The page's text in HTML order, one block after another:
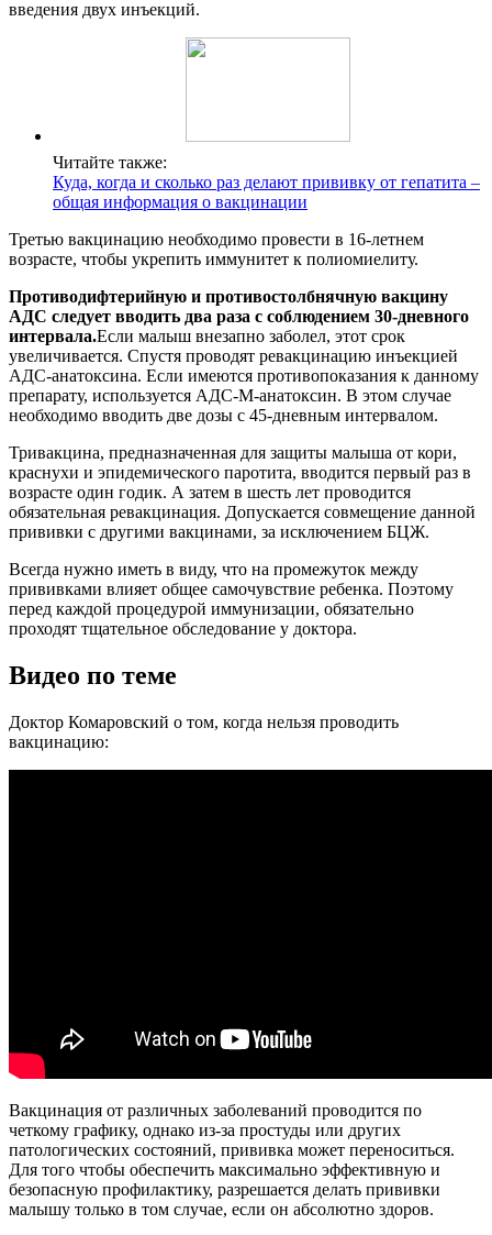
введения двух инъекций.
Читайте также:
Куда, когда и сколько раз делают прививку от гепатита –
общая информация о вакцинации
Третью вакцинацию необходимо провести в 16-летнем
возрасте, чтобы укрепить иммунитет к полиомиелиту.
Противодифтерийную и противостолбнячную вакцину
АДС следует вводить два раза с соблюдением 30-дневного
интервала.Если малыш внезапно заболел, этот срок
увеличивается. Спустя проводят ревакцинацию инъекцией
АДС-анатоксина. Если имеются противопоказания к данному
препарату, используется АДС-М-анатоксин. В этом случае
необходимо вводить две дозы с 45-дневным интервалом.
Тривакцина, предназначенная для защиты малыша от кори,
краснухи и эпидемического паротита, вводится первый раз в
возрасте один годик. А затем в шесть лет проводится
обязательная ревакцинация. Допускается совмещение данной
прививки с другими вакцинами, за исключением БЦЖ.
Всегда нужно иметь в виду, что на промежуток между
прививками влияет общее самочувствие ребенка. Поэтому
перед каждой процедурой иммунизации, обязательно
проходят тщательное обследование у доктора.
Видео по теме
Доктор Комаровский о том, когда нельзя проводить
вакцинацию:
Вакцинация от различных заболеваний проводится по
четкому графику, однако из-за простуды или других
патологических состояний, прививка может переноситься.
Для того чтобы обеспечить максимально эффективную и
безопасную профилактику, разрешается делать прививки
малышу только в том случае, если он абсолютно здоров.